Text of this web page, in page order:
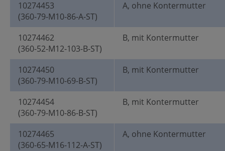
10274453
(360-79-M10-86-A-ST)
A, ohne Kontermutter
10274462
(360-52-M12-103-B-ST)
B, mit Kontermutter
10274450
(360-79-M10-69-B-ST)
B, mit Kontermutter
10274454
(360-79-M10-86-B-ST)
B, mit Kontermutter
10274465
(360-65-M16-112-A-ST)
A, ohne Kontermutter